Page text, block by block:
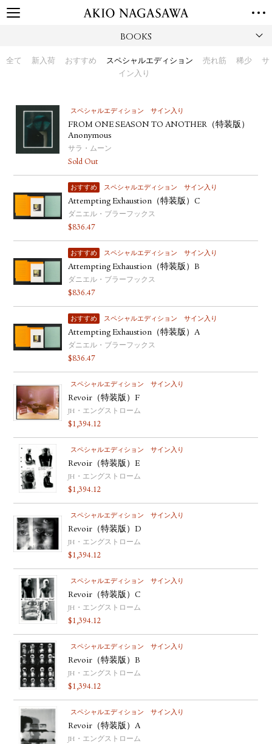
BOOKS
全て 新入荷 おすすめ スペシャルエディション 売れ筋 稀少
サ
イン入り
スペシャルエディション サイン入り
FROM ONE SEASON TO ANOTHER（特装版）
Anonymous
サラ・ムーン
Sold Out
おすすめ スペシャルエディション サイン入り
Attempting Exhaustion（特装版）C
ダニエル・ブラーフックス
$836.47
おすすめ スペシャルエディション サイン入り
Attempting Exhaustion（特装版）B
ダニエル・ブラーフックス
$836.47
おすすめ スペシャルエディション サイン入り
Attempting Exhaustion（特装版）A
ダニエル・ブラーフックス
$836.47
スペシャルエディション サイン入り
Revoir（特装版）F
JH・エングストローム
$1,394.12
スペシャルエディション サイン入り
Revoir（特装版）E
JH・エングストローム
$1,394.12
スペシャルエディション サイン入り
Revoir（特装版）D
JH・エングストローム
$1,394.12
スペシャルエディション サイン入り
Revoir（特装版）C
JH・エングストローム
$1,394.12
スペシャルエディション サイン入り
Revoir（特装版）B
JH・エングストローム
$1,394.12
スペシャルエディション サイン入り
Revoir（特装版）A
JH・エングストローム
GALLERY
TORANOMON
PUBLISHING
ONLINE SHOP
NEWS
ABOUT
ABOUT US LOCATIONS
PRIVACY POLICY
INSTAGRAM
GALLERY
PUBLISHING
TWITTER
FACEBOOK
YOUTUBE